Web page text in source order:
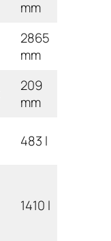
mm
2865
mm
209
mm
483 l
1410 l